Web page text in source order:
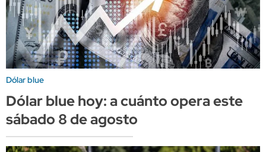
Dólar blue
Dólar blue hoy: a cuánto opera este
sábado 8 de agosto